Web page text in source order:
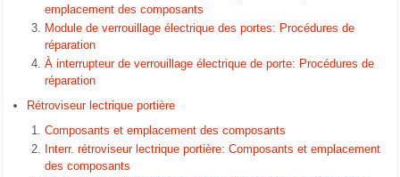
emplacement des composants
Module de verrouillage électrique des portes: Procédures de
réparation
À interrupteur de verrouillage électrique de porte: Procédures de
réparation
Rétroviseur lectrique portière
Composants et emplacement des composants
Interr. rétroviseur lectrique portière: Composants et emplacement
des composants